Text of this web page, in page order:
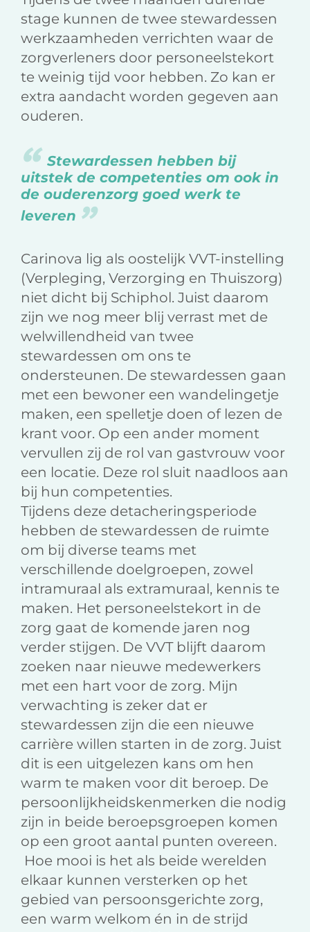
stage kunnen de twee stewardessen
werkzaamheden verrichten waar de
zorgverleners door personeelstekort
te weinig tijd voor hebben. Zo kan er
extra aandacht worden gegeven aan
ouderen.
Stewardessen hebben bij
uitstek de competenties om ook in
de ouderenzorg goed werk te
leveren
Carinova lig als oostelijk VVT-instelling
(Verpleging, Verzorging en Thuiszorg)
niet dicht bij Schiphol. Juist daarom
zijn we nog meer blij verrast met de
welwillendheid van twee
stewardessen om ons te
ondersteunen. De stewardessen gaan
met een bewoner een wandelingetje
maken, een spelletje doen of lezen de
krant voor. Op een ander moment
vervullen zij de rol van gastvrouw voor
een locatie. Deze rol sluit naadloos aan
bij hun competenties.
Tijdens deze detacheringsperiode
hebben de stewardessen de ruimte
om bij diverse teams met
verschillende doelgroepen, zowel
intramuraal als extramuraal, kennis te
maken. Het personeelstekort in de
zorg gaat de komende jaren nog
verder stijgen. De VVT blijft daarom
zoeken naar nieuwe medewerkers
met een hart voor de zorg. Mijn
verwachting is zeker dat er
stewardessen zijn die een nieuwe
carrière willen starten in de zorg. Juist
dit is een uitgelezen kans om hen
warm te maken voor dit beroep. De
persoonlijkheidskenmerken die nodig
zijn in beide beroepsgroepen komen
op een groot aantal punten overeen.
Hoe mooi is het als beide werelden
elkaar kunnen versterken op het
gebied van persoonsgerichte zorg,
een warm welkom én in de strijd